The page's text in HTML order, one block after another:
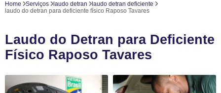
Home Serviços laudo detran
laudo detran deficiente
laudo do detran para deficiente físico Raposo Tavares
Laudo do Detran para Deficiente
Físico Raposo Tavares